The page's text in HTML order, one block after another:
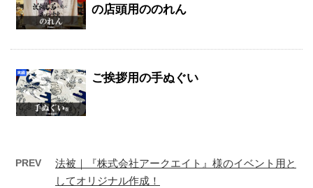
の店頭用ののれん
ご挨拶用の手ぬぐい
PREV
法被｜『株式会社アークエイト』様のイベント用と
してオリジナル作成！